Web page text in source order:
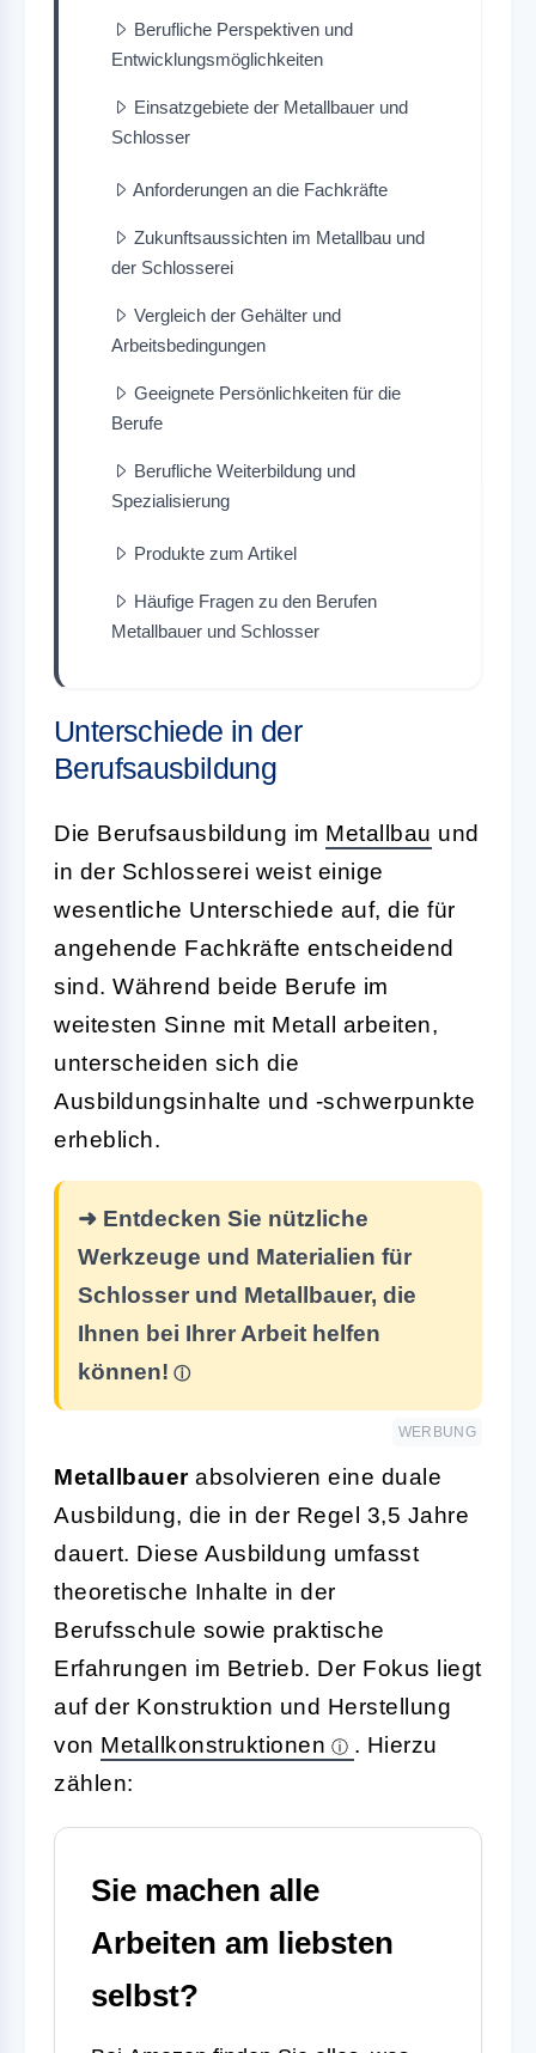
Berufliche Perspektiven und
Entwicklungsmöglichkeiten
Einsatzgebiete der Metallbauer und
Schlosser
Anforderungen an die Fachkräfte
Zukunftsaussichten im Metallbau und
der Schlosserei
Vergleich der Gehälter und
Arbeitsbedingungen
Geeignete Persönlichkeiten für die
Berufe
Berufliche Weiterbildung und
Spezialisierung
Produkte zum Artikel
Häufige Fragen zu den Berufen
Metallbauer und Schlosser
Unterschiede in der
Berufsausbildung
Die Berufsausbildung im Metallbau und
in der Schlosserei weist einige
wesentliche Unterschiede auf, die für
angehende Fachkräfte entscheidend
sind. Während beide Berufe im
weitesten Sinne mit Metall arbeiten,
unterscheiden sich die
Ausbildungsinhalte und -schwerpunkte
erheblich.
➜ Entdecken Sie nützliche
Werkzeuge und Materialien für
Schlosser und Metallbauer, die
Ihnen bei Ihrer Arbeit helfen
können!
WERBUNG
Metallbauerabsolvieren eine duale
Ausbildung, die in der Regel 3,5 Jahre
dauert. Diese Ausbildung umfasst
theoretische Inhalte in der
Berufsschule sowie praktische
Erfahrungen im Betrieb. Der Fokus liegt
auf der Konstruktion und Herstellung
von Metallkonstruktionen
. Hierzu
zählen:
Sie machen alle
Arbeiten am liebsten
selbst?